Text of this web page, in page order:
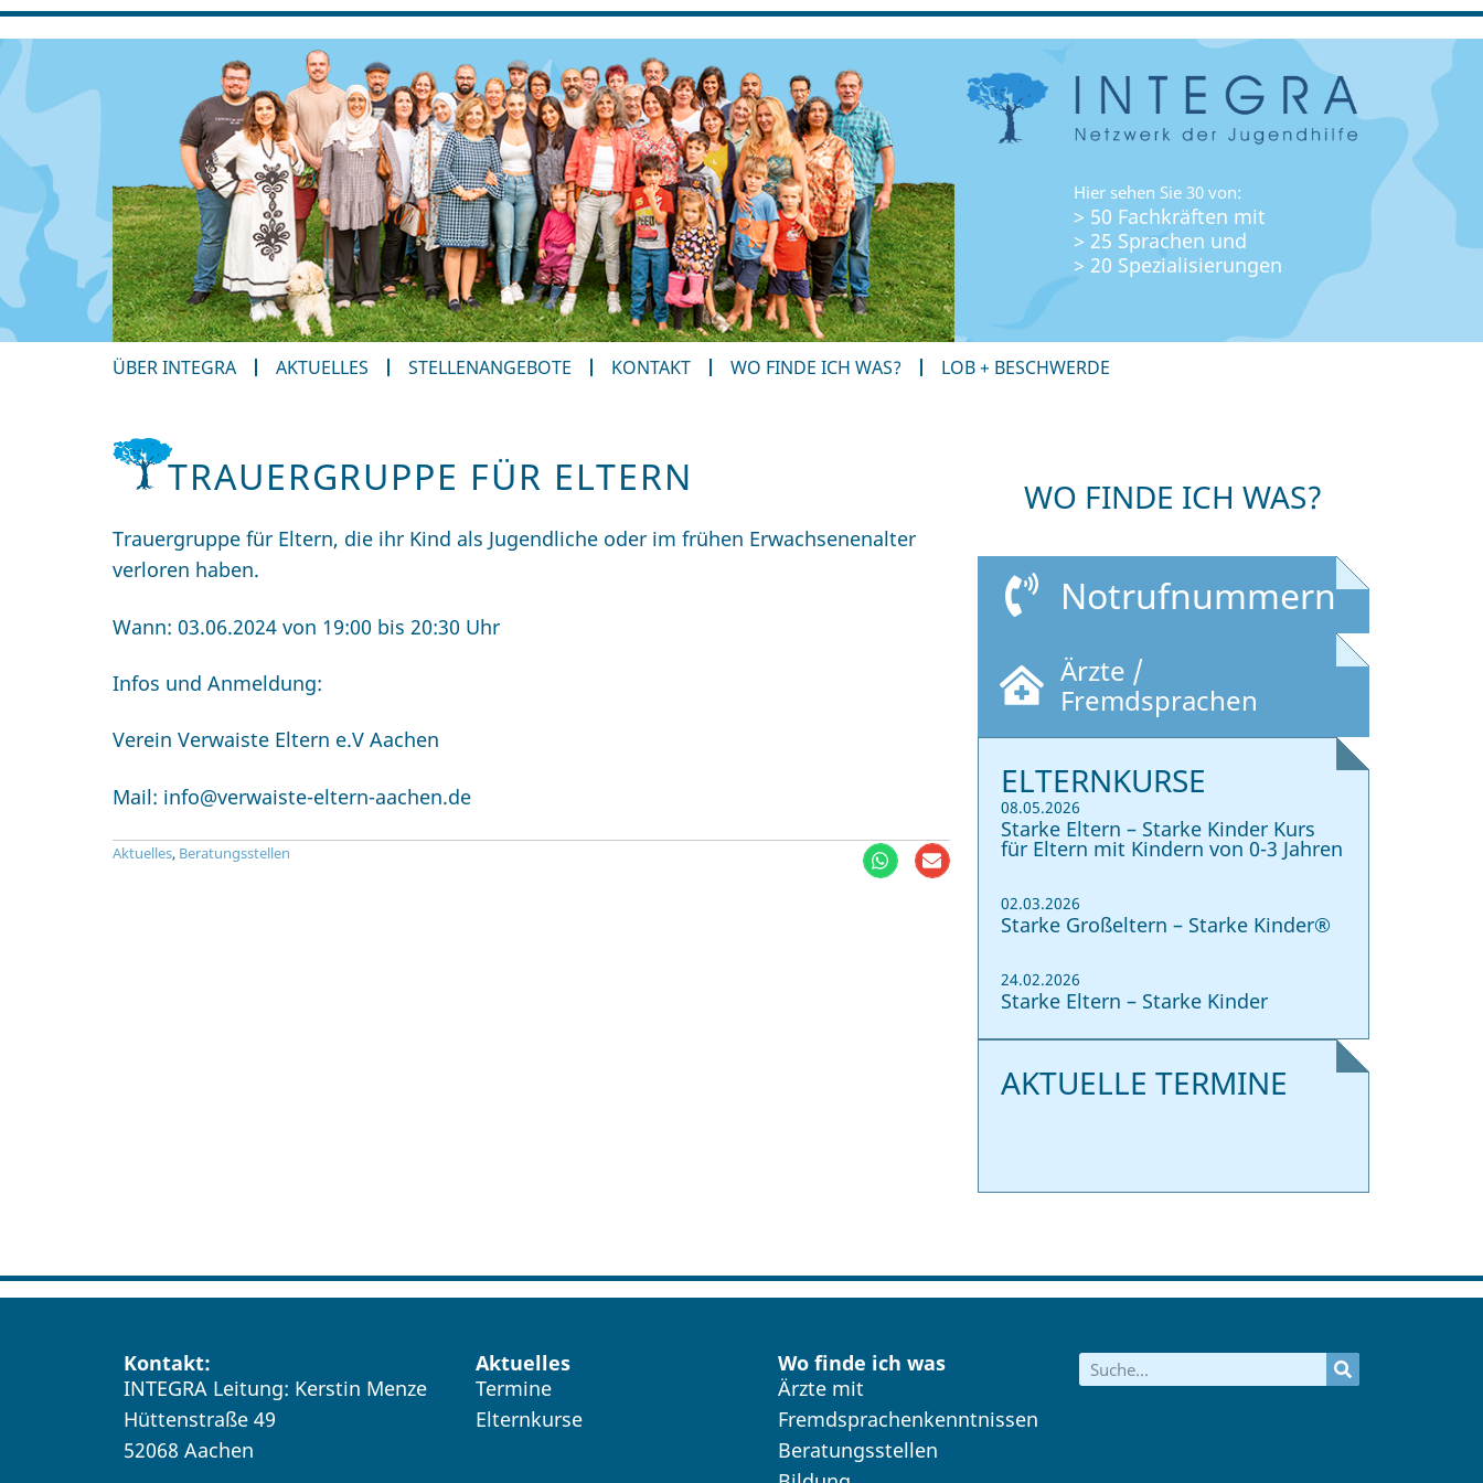
Hier sehen Sie 30 von:
> 50 Fachkräften mit
> 25 Sprachen und
> 20 Spezialisierungen
ÜBER INTEGRA AKTUELLES STELLENANGEBOTE KONTAKT WO FINDE ICH WAS? LOB + BESCHWERDE
TRAUERGRUPPE FÜR ELTERN
Trauergruppe für Eltern, die ihr Kind als Jugendliche oder im frühen Erwachsenenalter
verloren haben.
Wann: 03.06.2024 von 19:00 bis 20:30 Uhr
Infos und Anmeldung:
Verein Verwaiste Eltern e.V Aachen
Mail: info@verwaiste-eltern-aachen.de
Aktuelles, Beratungsstellen
WO FINDE ICH WAS?
Notrufnummern
Ärzte /
Fremdsprachen
ELTERNKURSE
08.05.2026
Starke Eltern – Starke Kinder Kurs
für Eltern mit Kindern von 0-3 Jahren
02.03.2026
Starke Großeltern – Starke Kinder®
24.02.2026
Starke Eltern – Starke Kinder
AKTUELLE TERMINE
Kontakt:
INTEGRA Leitung: Kerstin Menze
Hüttenstraße 49
52068 Aachen
Aktuelles
Termine
Elternkurse
Wo finde ich was
Ärzte mit
Fremdsprachenkenntnissen
Beratungsstellen